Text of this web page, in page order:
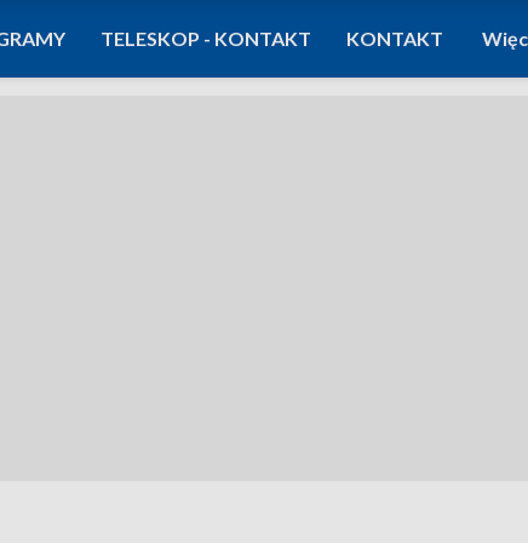
TELESKOP - KONTAKT KONTAKT